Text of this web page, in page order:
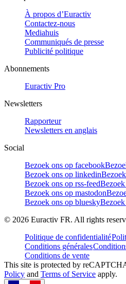
À propos d’Euractiv
Contactez-nous
Mediahuis
Communiqués de presse
Publicité politique
Abonnements
Euractiv Pro
Newsletters
Rapporteur
Newsletters en anglais
Social
Bezoek ons op facebook
Bezoek ons op linkedin
Bezoek ons op rss-feed
Bezoek ons op mastodon
Bezoek ons op bluesky
© 2026 Euractiv FR. All rights
Politique de confidentialité
Conditions générales
Conditions de vente
This site is protected by
Policy and Terms of Service apply.